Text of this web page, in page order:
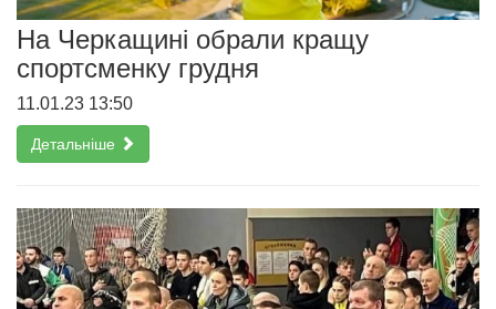
На Черкащині обрали кращу
спортсменку грудня
11.01.23 13:50
Детальніше